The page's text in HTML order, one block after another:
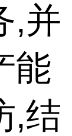
,并
能
,结